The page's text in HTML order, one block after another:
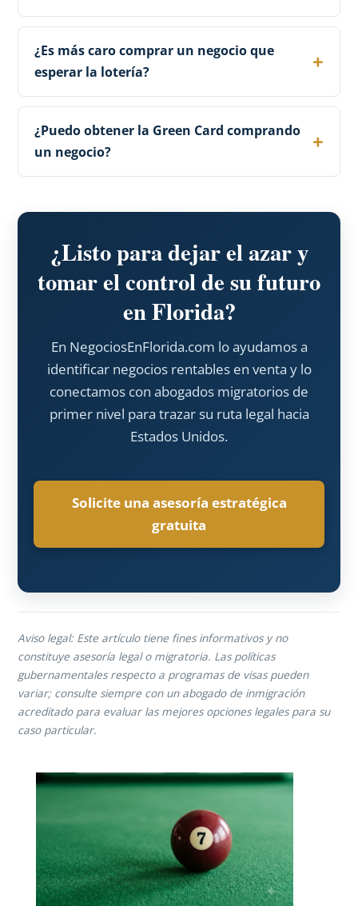
¿Es más caro comprar un negocio que
esperar la lotería?
¿Puedo obtener la Green Card comprando
un negocio?
¿Listo para dejar el azar y
tomar el control de su futuro
en Florida?
En NegociosEnFlorida.com lo ayudamos a
identificar negocios rentables en venta y lo
conectamos con abogados migratorios de
primer nivel para trazar su ruta legal hacia
Estados Unidos.
Solicite una asesoría estratégica
gratuita
Aviso legal: Este artículo tiene fines informativos y no
constituye asesoría legal o migratoria. Las políticas
gubernamentales respecto a programas de visas pueden
variar; consulte siempre con un abogado de inmigración
acreditado para evaluar las mejores opciones legales para su
caso particular.